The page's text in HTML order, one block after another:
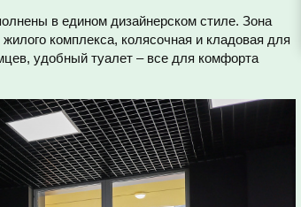
в едином дизайнерском стиле. Зона
комплекса, колясочная и кладовая для
удобный туалет – все для комфорта